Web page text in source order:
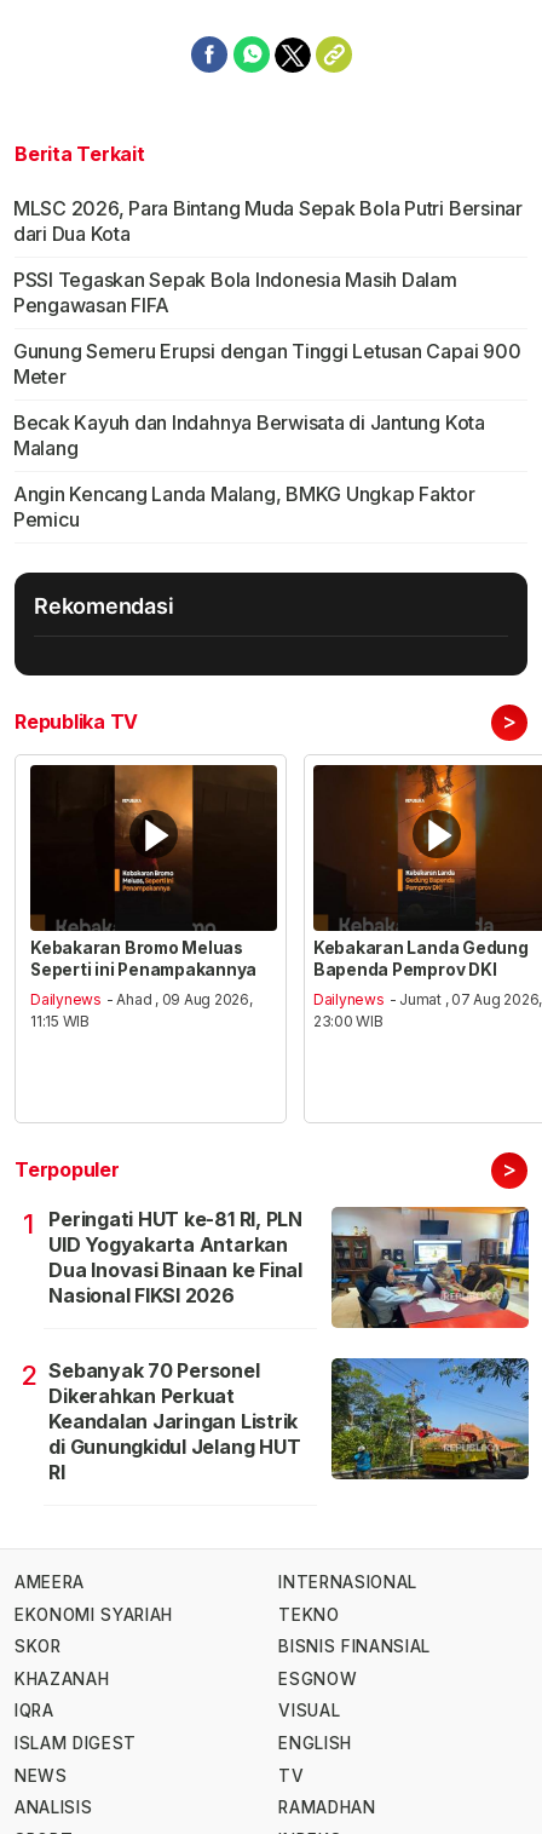
Berita Terkait
MLSC 2026, Para Bintang Muda Sepak Bola Putri Bersinar
dari Dua Kota
PSSI Tegaskan Sepak Bola Indonesia Masih Dalam
Pengawasan FIFA
Gunung Semeru Erupsi dengan Tinggi Letusan Capai 900
Meter
Becak Kayuh dan Indahnya Berwisata di Jantung Kota
Malang
Angin Kencang Landa Malang, BMKG Ungkap Faktor
Pemicu
Rekomendasi
Republika TV >
Kebakaran Bromo Meluas
Seperti ini Penampakannya
Dailynews - Ahad , 09 Aug 2026,
11:15 WIB
Kebakaran Landa Gedung
Bapenda Pemprov DKI
Dailynews - Jumat , 07 Aug 2026,
23:00 WIB
Terpopuler >
1
Peringati HUT ke-81 RI, PLN
UID Yogyakarta Antarkan
Dua Inovasi Binaan ke Final
Nasional FIKSI 2026
2 Sebanyak 70 Personel
Dikerahkan Perkuat
Keandalan Jaringan Listrik
di Gunungkidul Jelang HUT
RI
AMEERA
EKONOMI SYARIAH
SKOR
KHAZANAH
IQRA
ISLAM DIGEST
NEWS
ANALISIS
INTERNASIONAL
TEKNO
BISNIS FINANSIAL
ESGNOW
VISUAL
ENGLISH
TV
RAMADHAN